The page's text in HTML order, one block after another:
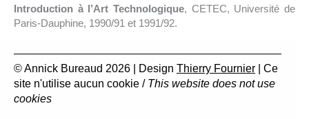
Introduction à l’Art Technologique, CETEC, Université de
Paris-Dauphine, 1990/91 et 1991/92.
© Annick Bureaud 2026 | Design Thierry Fournier | Ce
site n'utilise aucun cookie / This website does not use
cookies